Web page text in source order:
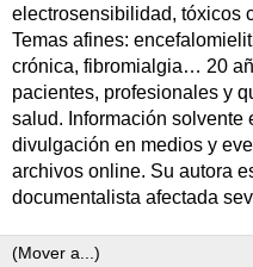
electrosensibilidad, tóxicos
Temas afines:
crónica, fibromialgia… 20
pacientes, profesionales y
salud. Información solvente
divulgación en medios y
archivos online. Su autora
documentalista afectada